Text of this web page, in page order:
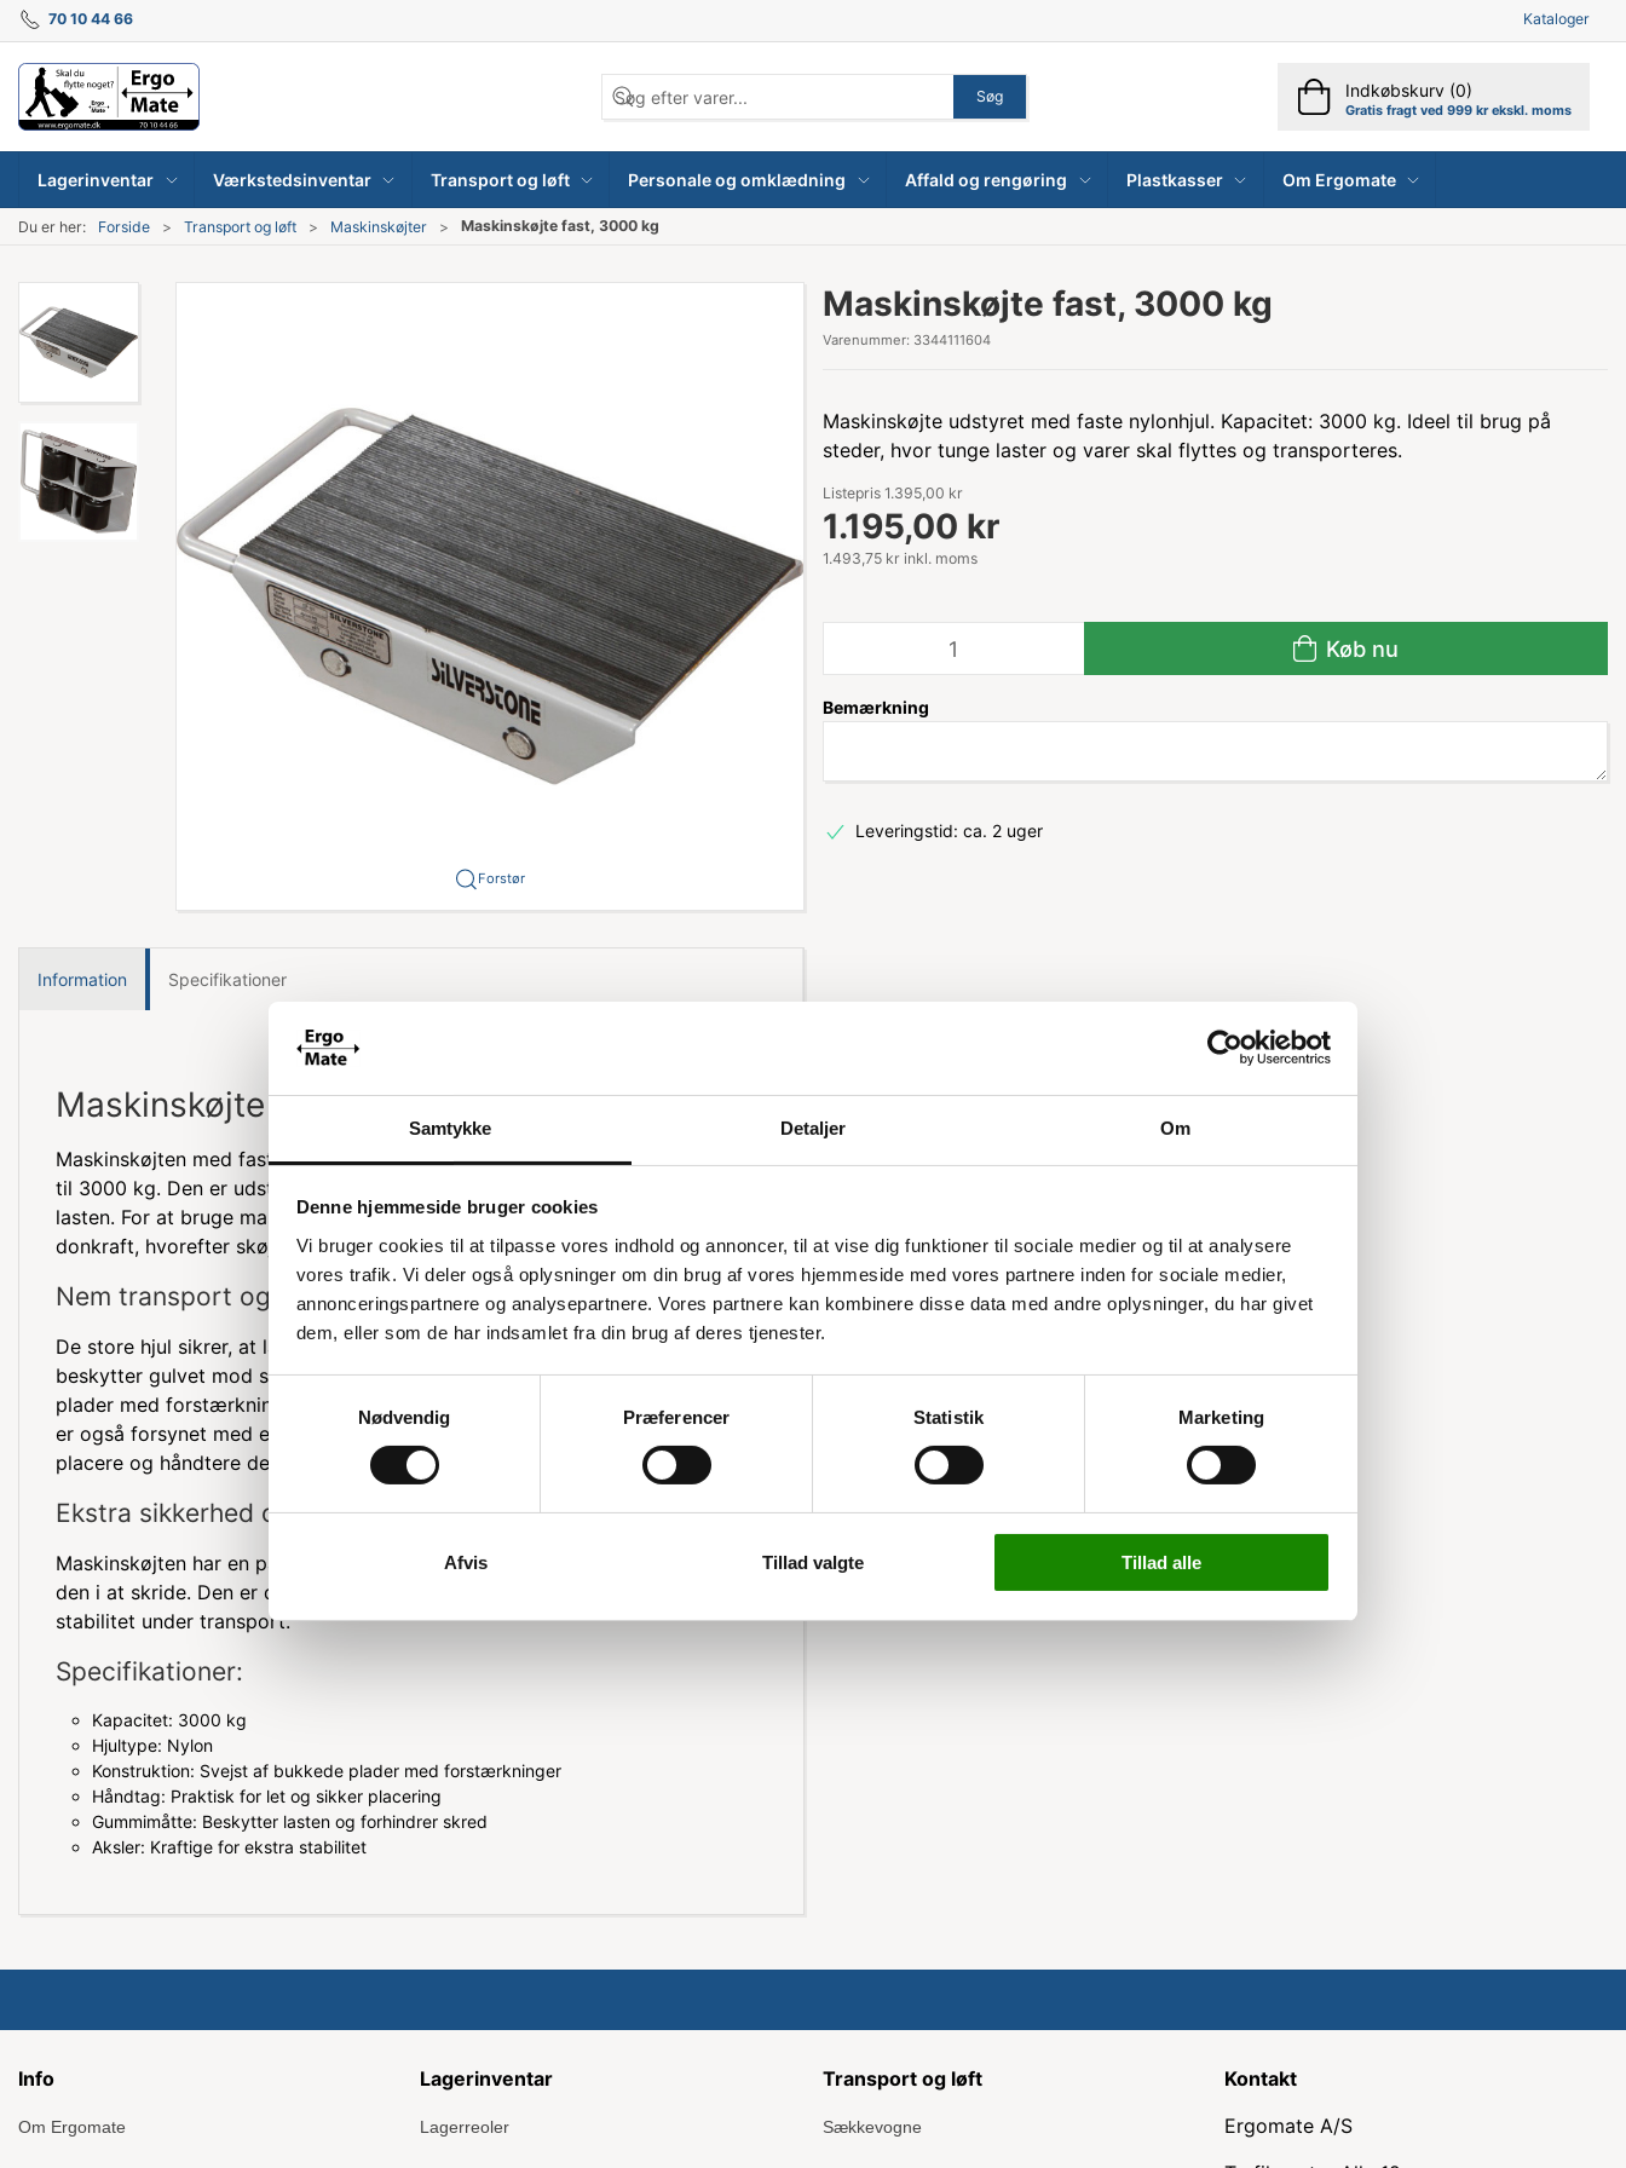
Samtykke Detaljer Om
Denne hjemmeside bruger cookies
Vi bruger cookies til at tilpasse vores indhold og annoncer, til at vise dig funktioner til sociale medier og til at analysere
vores trafik. Vi deler også oplysninger om din brug af vores hjemmeside med vores partnere inden for sociale medier,
annonceringspartnere og analysepartnere. Vores partnere kan kombinere disse data med andre oplysninger, du har givet
dem, eller som de har indsamlet fra din brug af deres tjenester.
Samtykkevalg
Nødvendig
Præferencer Statistik Marketing
Afvis Tillad valgte Tillad alle
70 10 44 66 Kataloger
Søg Indkøbskurv (0)
Gratis fragt ved 999 kr ekskl. moms
Lagerinventar Værkstedsinventar Transport og løft Personale og omklædning Affald og rengøring Plastkasser Om Ergomate
Du er her: Forside Transport og løft Maskinskøjter Maskinskøjte fast, 3000 kg
Forstør
Maskinskøjte fast, 3000 kg
Varenummer: 3344111604
Maskinskøjte udstyret med faste nylonhjul. Kapacitet: 3000 kg. Ideel til brug på
steder, hvor tunge laster og varer skal flyttes og transporteres.
Listepris 1.395,00 kr
1.195,00 kr
1.493,75 kr inkl. moms
Køb nu
Bemærkning
Leveringstid: ca. 2 uger
Information Specifikationer
Maskinskøjte med faste hjul
Maskinskøjten med faste hjul er ideel til at flytte tunge byrder og gods på op
til 3000 kg. Den er udstyret med nylonhjul, som gør det nemt at transportere
lasten. For at bruge maskinskøjten, løftes lasten op med en løftearm eller
donkraft, hvorefter skøjten placeres under lasten.
Nem transport og beskyttelse
De store hjul sikrer, at lasten flyttes let og fordeles jævnt på alle hjul, hvilket
beskytter gulvet mod store punktlaster. Konstruktionen er svejset af bukkede
plader med forstærkninger, hvilket gør den robust og holdbar. Maskinskøjten
er også forsynet med et praktisk håndtag, der gør det nemt og sikkert at
placere og håndtere den.
Ekstra sikkerhed og stabilitet
Maskinskøjten har en påsat gummimåtte, som beskytter lasten og forhindrer
den i at skride. Den er desuden monteret med kraftige aksler, der yder ekstra
stabilitet under transport.
Specifikationer:
Kapacitet: 3000 kg
Hjultype: Nylon
Konstruktion: Svejst af bukkede plader med forstærkninger
Håndtag: Praktisk for let og sikker placering
Gummimåtte: Beskytter lasten og forhindrer skred
Aksler: Kraftige for ekstra stabilitet
Info
Om Ergomate
Lagerinventar
Lagerreoler
Transport og løft
Sækkevogne
Kontakt
Ergomate A/S